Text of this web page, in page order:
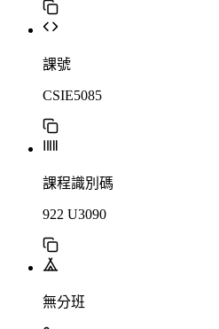
課號
CSIE5085
課程識別碼
922 U3090
無分班